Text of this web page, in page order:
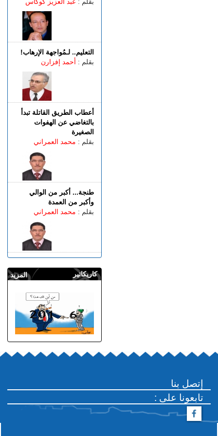
التعليم.. لـمُواجهة الإرهاب!
بقلم : أحمد إفزارن
أعطاب الطريق القاتلة تبدأ
بالتغاضي عن الهفوات
الصغيرة
بقلم : محمد العمراني
طنجة... أكبر من الوالي
وأكبر من العمدة
بقلم : محمد العمراني
المزيد كاريكاتير
إتصل بنا
: تابعونا على